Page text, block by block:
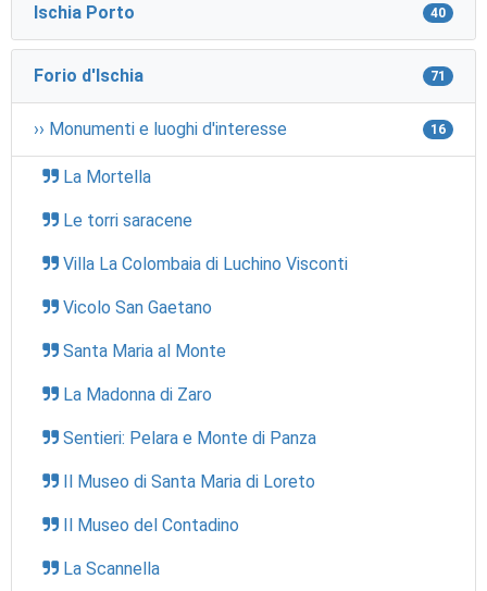
Ischia Porto 40
Forio d'Ischia 71
›› Monumenti e luoghi d'interesse 16
La Mortella
Le torri saracene
Villa La Colombaia di Luchino Visconti
Vicolo San Gaetano
Santa Maria al Monte
La Madonna di Zaro
Sentieri: Pelara e Monte di Panza
Il Museo di Santa Maria di Loreto
Il Museo del Contadino
La Scannella